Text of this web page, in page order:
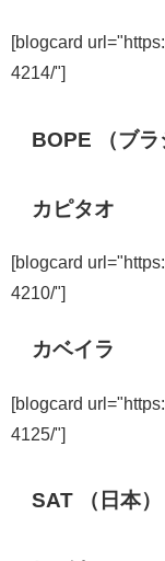
[blogcard
4214/"]
BOPE （ブラ
カピタオ
[blogcard
4210/"]
カベイラ
[blogcard
4125/"]
SAT （日本）